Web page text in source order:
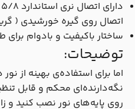
اتصال روی گیره خورشیدی (
ساختار باکیفیت و بادوام برای
توضیحات:
اما برای استفاده‌ی بهینه از نور
نگه‌دارنده‌ای محکم و قابل
روی پایه‌های نور نصب کنید و